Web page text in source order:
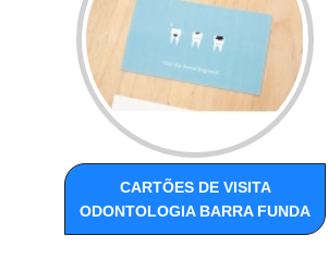
CARTÕES DE VISITA
ODONTOLOGIA BARRA FUNDA